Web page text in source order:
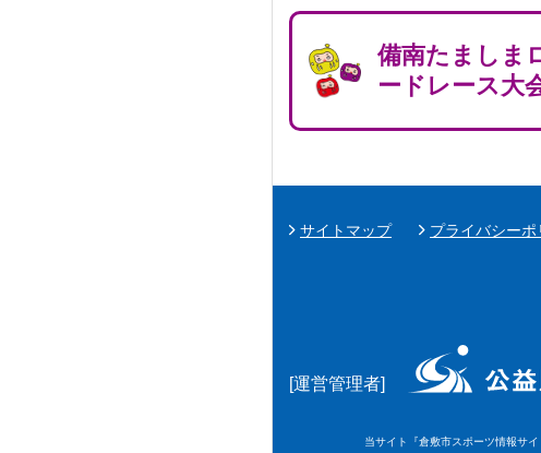
備南たましま
ードレース大
サイトマップ プライバシーポ
[運営管理者]
当サイト『倉敷市スポーツ情報サ